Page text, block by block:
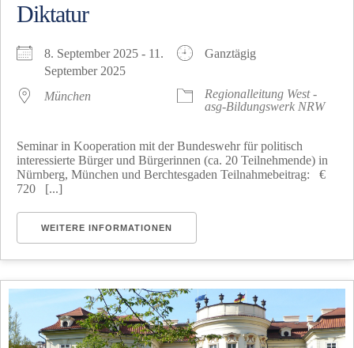
Diktatur
8. September 2025 - 11.
September 2025
Ganztägig
München
Regionalleitung West -
asg-Bildungswerk NRW
Seminar in Kooperation mit der Bundeswehr für politisch
interessierte Bürger und Bürgerinnen (ca. 20 Teilnehmende) in
Nürnberg, München und Berchtesgaden Teilnahmebeitrag: €
720 [...]
WEITERE INFORMATIONEN